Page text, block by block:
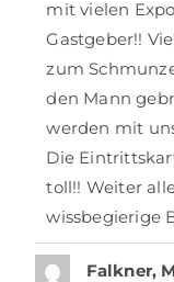
mit vielen
Gastgeber!!
zum
den Mann
werden mit
Die
toll!! Weiter
wissbegierige
Falkner,